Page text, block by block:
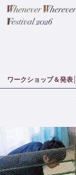
ワークショップ＆発表